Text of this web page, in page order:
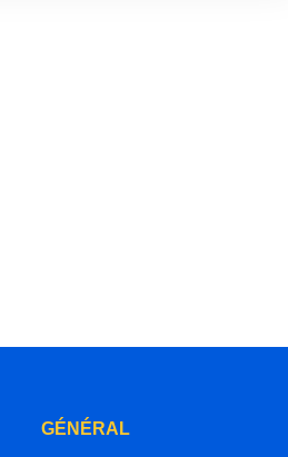
GÉNÉRAL